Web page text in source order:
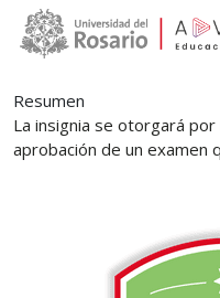
Main navigation
Resumen
La insignia se otorgará
aprobación de un examen